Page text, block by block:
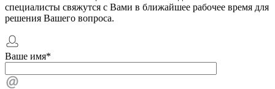
специалисты свяжутся с Вами в ближайшее рабочее время для
решения Вашего вопроса.
Ваше имя*